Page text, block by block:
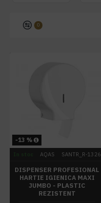
0
-13 %
AQAS SANTR_R-1326
DISPENSER PROFESIONAL
HARTIE IGIENICA MAXI
JUMBO - PLASTIC
REZISTENT